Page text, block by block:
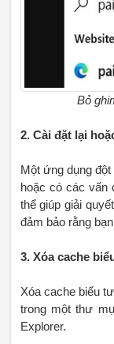
Bỏ ghim và
2. Cài đặt lại
Một ứng dụng
hoặc có các vấn
thể giúp giải
đảm bảo rằng
3. Xóa cache
Xóa cache biểu
trong một thư
Explorer.